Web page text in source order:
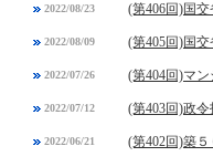
2022/08/23 (第406回)国
2022/08/09 (第405回)国
2022/07/26 (第404回)マ
2022/07/12 (第403回)政
2022/06/21 (第402回)築